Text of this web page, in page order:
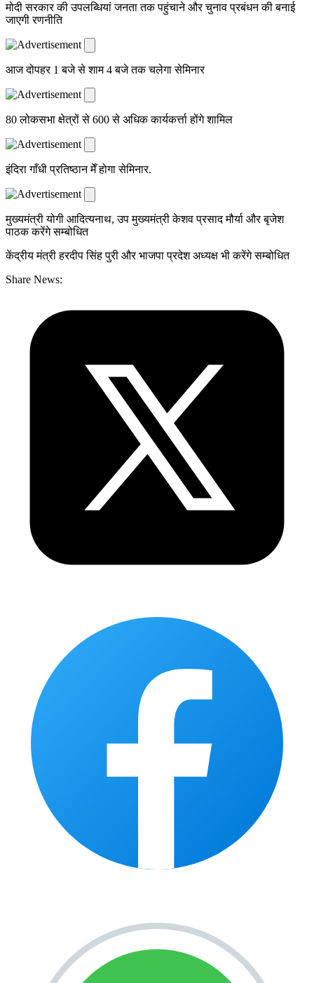
मोदी सरकार की उपलब्धियां जनता तक पहुंचाने और चुनाव प्रबंधन की बनाई
जाएगी रणनीति
आज दोपहर 1 बजे से शाम 4 बजे तक चलेगा सेमिनार
80 लोकसभा क्षेत्रों से 600 से अधिक कार्यकर्त्ता होंगे शामिल
इंदिरा गाँधी प्रतिष्ठान मेँ होगा सेमिनार.
मुख्यमंत्री योगी आदित्यनाथ, उप मुख्यमंत्री केशव प्रसाद मौर्या और बृजेश
पाठक करेंगे सम्बोधित
केंद्रीय मंत्री हरदीप सिंह पुरी और भाजपा प्रदेश अध्यक्ष भी करेंगे सम्बोधित
Share News: